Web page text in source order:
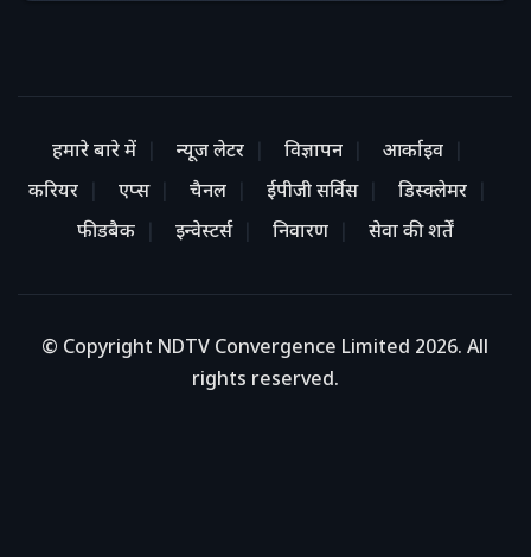
हमारे बारे में न्यूज लेटर विज्ञापन
आर्काइव
करियर
एप्स चैनल ईपीजी सर्विस
डिस्क्लेमर
फीडबैक
इन्वेस्टर्स निवारण सेवा की शर्तें
© Copyright NDTV Convergence Limited 2026. All
rights reserved.